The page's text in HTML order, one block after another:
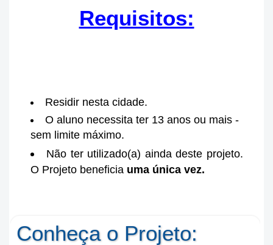
Requisitos:
Residir nesta cidade.
O aluno necessita ter 13 anos ou mais -
sem limite máximo.
Não ter utilizado(a) ainda deste projeto.
O Projeto beneficia uma única vez.